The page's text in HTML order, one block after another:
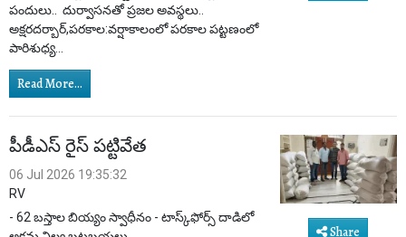
పందులు.. దుర్వాసనతో ప్రజల అవస్థలు..
అక్షరదర్బార్,పరకాల:వర్షాకాలంలో పరకాల పట్టణంలో
పారిశుధ్య...
Read More...
పీడీఎస్ రైస్ పట్టివేత
06 Jul 2026 19:35:32
RV
- 62 బస్తాల బియ్యం స్వాధీనం - టాస్క్‌ఫోర్స్ దాడిలో
Share